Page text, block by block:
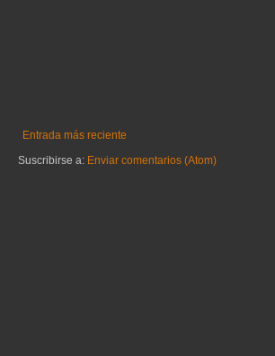
Entrada más reciente
Suscribirse a: Enviar comentarios (Atom)